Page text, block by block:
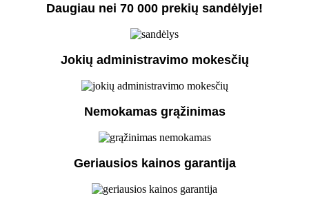
Daugiau nei 70 000 prekių sandėlyje!
Jokių administravimo mokesčių
Nemokamas grąžinimas
Geriausios kainos garantija